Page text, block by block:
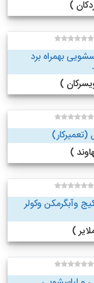
بهمراه برد
وآبگرمکن وکولر